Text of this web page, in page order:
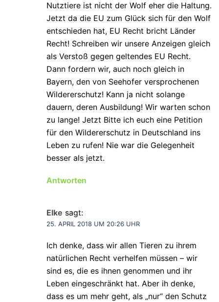
Nutztiere ist nicht der Wolf eher die Haltung.
Jetzt da die EU zum Glück sich für den Wolf
entschieden hat, EU Recht bricht Länder
Recht! Schreiben wir unsere Anzeigen gleich
als Verstoß gegen geltendes EU Recht.
Dann fordern wir, auch noch gleich in
Bayern, den von Seehofer versprochenen
Wildererschutz! Kann ja nicht solange
dauern, deren Ausbildung! Wir warten schon
zu lange! Jetzt Bitte ich euch eine Petition
für den Wildererschutz in Deutschland ins
Leben zu rufen! Nie war die Gelegenheit
besser als jetzt.
Antworten
Elke sagt:
25. APRIL 2018 UM 20:26 UHR
Ich denke, dass wir allen Tieren zu ihrem
natürlichen Recht verhelfen müssen – wir
sind es, die es ihnen genommen und ihr
Leben eingeschränkt hat. Aber ih denke,
dass es um mehr geht, als „nur“ den Schutz